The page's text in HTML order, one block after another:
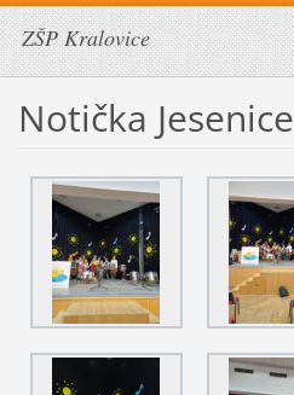
ZŠP Kralovice
Notička Jesenice